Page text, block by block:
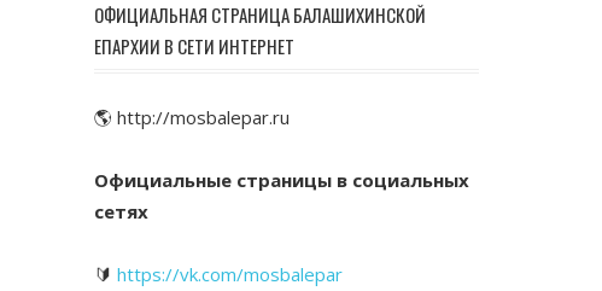
ОФИЦИАЛЬНАЯ СТРАНИЦА БАЛАШИХИНСКОЙ
ЕПАРХИИ В СЕТИ ИНТЕРНЕТ
🌎 http://mosbalepar.ru
Официальные страницы в социальных
сетях
🔰 https://vk.com/mosbalepar